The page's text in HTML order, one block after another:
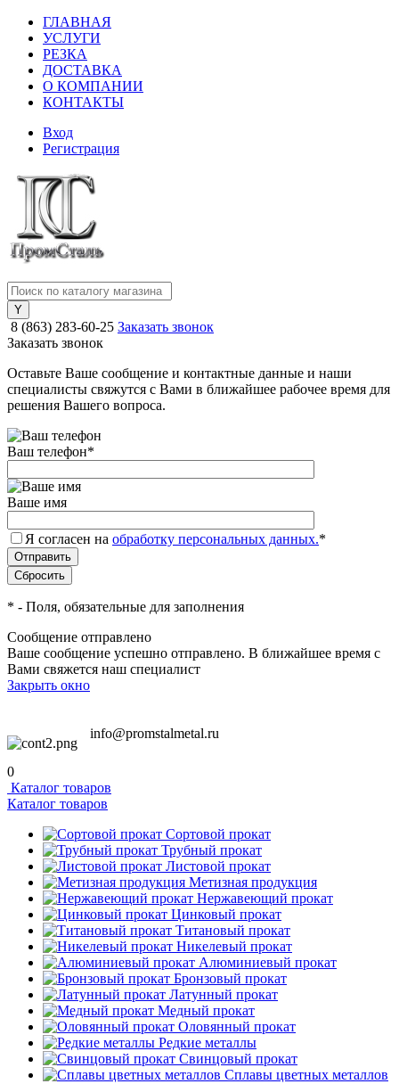
ГЛАВНАЯ
УСЛУГИ
РЕЗКА
ДОСТАВКА
О КОМПАНИИ
КОНТАКТЫ
Вход
Регистрация
8 (863) 283-60-25 Заказать звонок
Заказать звонок
Оставьте Ваше сообщение и контактные данные и наши
специалисты свяжутся с Вами в ближайшее рабочее время для
решения Вашего вопроса.
Ваш телефон*
Ваше имя
Я согласен на обработку персональных данных.*
* - Поля, обязательные для заполнения
Сообщение отправлено
Ваше сообщение успешно отправлено. В ближайшее время с
Вами свяжется наш специалист
Закрыть окно
info@promstalmetal.ru
0
Каталог товаров
Каталог товаров
Сортовой прокат
Трубный прокат
Листовой прокат
Метизная продукция
Нержавеющий прокат
Цинковый прокат
Титановый прокат
Никелевый прокат
Алюминиевый прокат
Бронзовый прокат
Латунный прокат
Медный прокат
Оловянный прокат
Редкие металлы
Свинцовый прокат
Сплавы цветных металлов